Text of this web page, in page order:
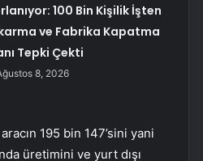
100 Bin Kişilik İşten
ve Fabrika Kapatma
Tepki Çekti
8, 2026
195 bin 147’sini yani
üretimini ve yurt dışı